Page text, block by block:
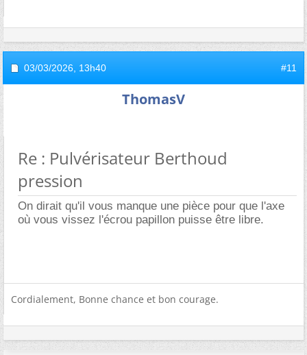
03/03/2026, 13h40 #11
ThomasV
Re : Pulvérisateur Berthoud
pression
On dirait qu'il vous manque une pièce pour que l'axe
où vous vissez l'écrou papillon puisse être libre.
Cordialement, Bonne chance et bon courage.